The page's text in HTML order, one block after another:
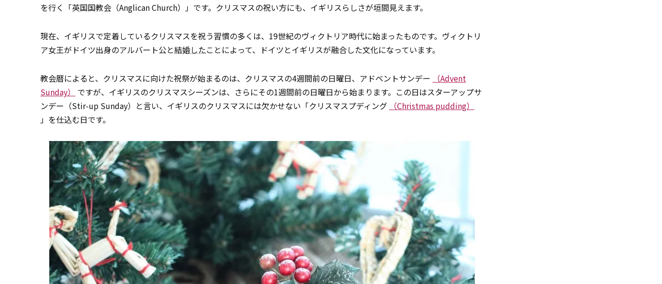
を行く「英国国教会（Anglican Church）」です。クリスマスの祝い方にも、イギリスらしさが垣間見えます。
現在、イギリスで定着しているクリスマスを祝う習慣の多くは、19世紀のヴィクトリア時代に始まったものです。ヴィクトリ
ア女王がドイツ出身のアルバート公と結婚したことによって、ドイツとイギリスが融合した文化になっています。
教会暦によると、クリスマスに向けた祝祭が始まるのは、クリスマスの4週間前の日曜日、アドベントサンデー
（Advent
Sunday）
ですが、イギリスのクリスマスシーズンは、さらにその1週間前の日曜日から始まります。この日はスターアップサ
ンデー（Stir-up Sunday）と言い、イギリスのクリスマスには欠かせない「クリスマスプディング
（Christmas pudding）
」を仕込む日です。